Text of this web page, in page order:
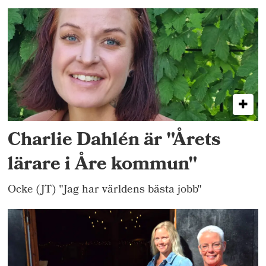
Charlie Dahlén är "Årets
lärare i Åre kommun"
Ocke (JT) "Jag har världens bästa jobb"